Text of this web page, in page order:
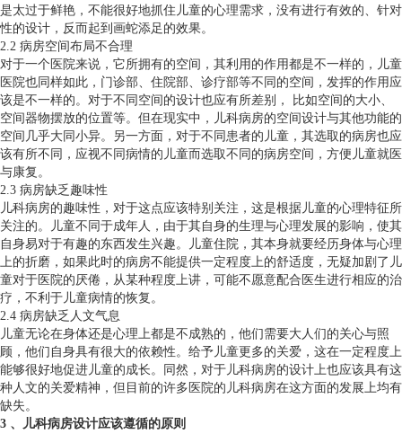
是太过于鲜艳，不能很好地抓住儿童的心理需求，没有进行有效的、针对
性的设计，反而起到画蛇添足的效果。
2.2 病房空间布局不合理
对于一个医院来说，它所拥有的空间，其利用的作用都是不一样的，儿童
医院也同样如此，门诊部、住院部、诊疗部等不同的空间，发挥的作用应
该是不一样的。对于不同空间的设计也应有所差别， 比如空间的大小、
空间器物摆放的位置等。但在现实中，儿科病房的空间设计与其他功能的
空间几乎大同小异。另一方面，对于不同患者的儿童，其选取的病房也应
该有所不同，应视不同病情的儿童而选取不同的病房空间，方便儿童就医
与康复。
2.3 病房缺乏趣味性
儿科病房的趣味性，对于这点应该特别关注，这是根据儿童的心理特征所
关注的。儿童不同于成年人，由于其自身的生理与心理发展的影响，使其
自身易对于有趣的东西发生兴趣。儿童住院，其本身就要经历身体与心理
上的折磨，如果此时的病房不能提供一定程度上的舒适度，无疑加剧了儿
童对于医院的厌倦，从某种程度上讲，可能不愿意配合医生进行相应的治
疗，不利于儿童病情的恢复。
2.4 病房缺乏人文气息
儿童无论在身体还是心理上都是不成熟的，他们需要大人们的关心与照
顾，他们自身具有很大的依赖性。给予儿童更多的关爱，这在一定程度上
能够很好地促进儿童的成长。同然，对于儿科病房的设计上也应该具有这
种人文的关爱精神，但目前的许多医院的儿科病房在这方面的发展上均有
缺失。
3 、儿科病房设计应该遵循的原则